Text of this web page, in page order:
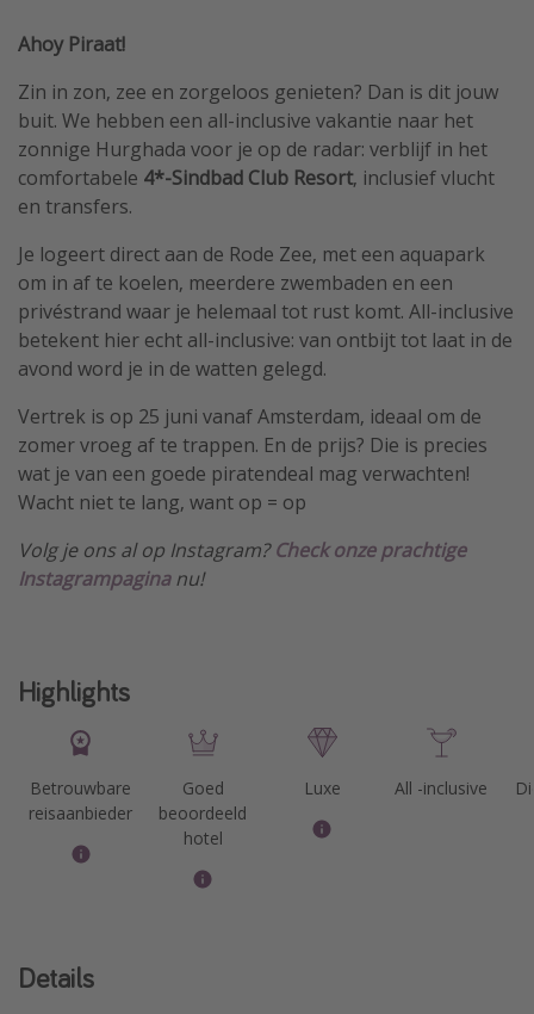
Ahoy Piraat!
Zin in zon, zee en zorgeloos genieten? Dan is dit jouw
buit. We hebben een all-inclusive vakantie naar het
zonnige Hurghada voor je op de radar: verblijf in het
comfortabele 4*-Sindbad Club Resort, inclusief vlucht
en transfers.
Je logeert direct aan de Rode Zee, met een aquapark
om in af te koelen, meerdere zwembaden en een
privéstrand waar je helemaal tot rust komt. All-inclusive
betekent hier echt all-inclusive: van ontbijt tot laat in de
avond word je in de watten gelegd.
Vertrek is op 25 juni vanaf Amsterdam, ideaal om de
zomer vroeg af te trappen. En de prijs? Die is precies
wat je van een goede piratendeal mag verwachten!
Wacht niet te lang, want op = op
Volg je ons al op Instagram?Check onze prachtige
Instagrampaginanu!
Highlights
Betrouwbare
reisaanbieder
Goed
beoordeeld
hotel
Luxe All -inclusive
Details